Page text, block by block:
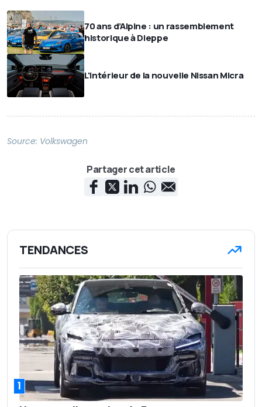
70 ans d’Alpine : un rassemblement
historique à Dieppe
L'intérieur de la nouvelle Nissan Micra
Source: Volkswagen
Partager cet article
TENDANCES
1